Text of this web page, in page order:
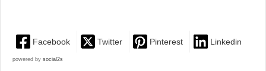
Facebook Twitter Pinterest Linkedin
powered by social2s